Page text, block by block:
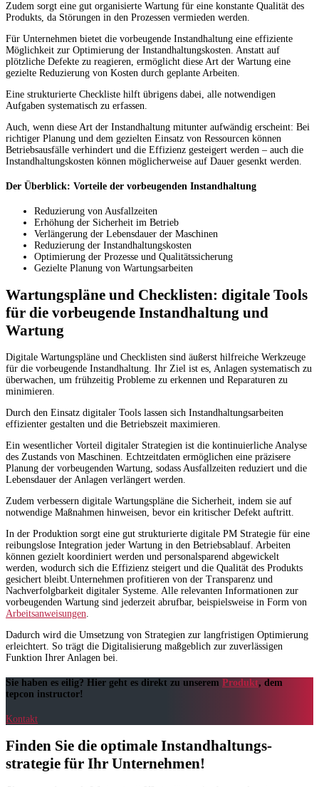
Zudem sorgt eine gut organisierte Wartung für eine konstante Qualität des
Produkts, da Störungen in den Prozessen vermieden werden.
Für Unternehmen bietet die vorbeugende Instandhaltung eine effiziente
Möglichkeit zur Optimierung der Instandhaltungskosten. Anstatt auf
plötzliche Defekte zu reagieren, ermöglicht diese Art der Wartung eine
gezielte Reduzierung von Kosten durch geplante Arbeiten.
Eine strukturierte Checkliste hilft übrigens dabei, alle notwendigen
Aufgaben systematisch zu erfassen.
Auch, wenn diese Art der Instandhaltung mitunter aufwändig erscheint: Bei
richtiger Planung und dem gezielten Einsatz von Ressourcen können
Betriebsausfälle verhindert und die Effizienz gesteigert werden – auch die
Instandhaltungskosten können möglicherweise auf Dauer gesenkt werden.
Der Überblick: Vorteile der vorbeugenden Instandhaltung
Reduzierung von Ausfallzeiten
Erhöhung der Sicherheit im Betrieb
Verlängerung der Lebensdauer der Maschinen
Reduzierung der Instandhaltungskosten
Optimierung der Prozesse und Qualitätssicherung
Gezielte Planung von Wartungsarbeiten
Wartungspläne und Checklisten: digitale Tools
für die vorbeugende Instandhaltung und
Wartung
Digitale Wartungspläne und Checklisten sind äußerst hilfreiche Werkzeuge
für die vorbeugende Instandhaltung. Ihr Ziel ist es, Anlagen systematisch zu
überwachen, um frühzeitig Probleme zu erkennen und Reparaturen zu
minimieren.
Durch den Einsatz digitaler Tools lassen sich Instandhaltungsarbeiten
effizienter gestalten und die Betriebszeit maximieren.
Ein wesentlicher Vorteil digitaler Strategien ist die kontinuierliche Analyse
des Zustands von Maschinen. Echtzeitdaten ermöglichen eine präzisere
Planung der vorbeugenden Wartung, sodass Ausfallzeiten reduziert und die
Lebensdauer der Anlagen verlängert werden.
Zudem verbessern digitale Wartungspläne die Sicherheit, indem sie auf
notwendige Maßnahmen hinweisen, bevor ein kritischer Defekt auftritt.
In der Produktion sorgt eine gut strukturierte digitale PM Strategie für eine
reibungslose Integration jeder Wartung in den Betriebsablauf. Arbeiten
können gezielt koordiniert werden und personalsparend abgewickelt
werden, wodurch sich die Effizienz steigert und die Qualität des Produkts
gesichert bleibt.Unternehmen profitieren von der Transparenz und
Nachverfolgbarkeit digitaler Systeme. Alle relevanten Informationen zur
vorbeugenden Wartung sind jederzeit abrufbar, beispielsweise in Form von
Arbeitsanweisungen.
Dadurch wird die Umsetzung von Strategien zur langfristigen Optimierung
erleichtert. So trägt die Digitalisierung maßgeblich zur zuverlässigen
Funktion Ihrer Anlagen bei.
Sie haben es eilig? Hier geht es direkt zu unserem Produkt, dem
tepcon instructor!
Kontakt
Finden Sie die optimale Instandhaltungs­
strategie für Ihr Unternehmen!